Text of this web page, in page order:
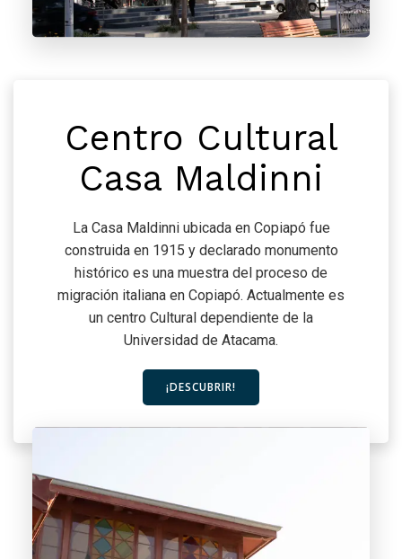
Centro Cultural
Casa Maldinni
La Casa Maldinni ubicada en Copiapó fue
construida en 1915 y declarado monumento
histórico es una muestra del proceso de
migración italiana en Copiapó. Actualmente es
un centro Cultural dependiente de la
Universidad de Atacama.
¡DESCUBRIR!